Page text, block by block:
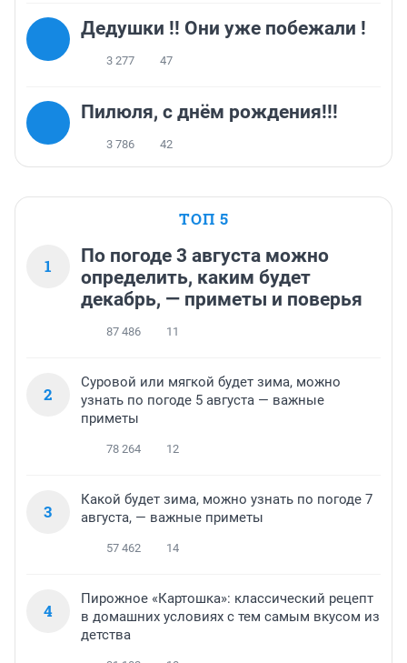
Дедушки !! Они уже побежали !
3 277 47
Пилюля, с днём рождения!!!
3 786 42
ТОП 5
1
По погоде 3 августа можно
определить, каким будет
декабрь, — приметы и поверья
87 486 11
2
Суровой или мягкой будет зима, можно
узнать по погоде 5 августа — важные
приметы
78 264 12
3
Какой будет зима, можно узнать по погоде 7
августа, — важные приметы
57 462 14
4
Пирожное «Картошка»: классический рецепт
в домашних условиях с тем самым вкусом из
детства